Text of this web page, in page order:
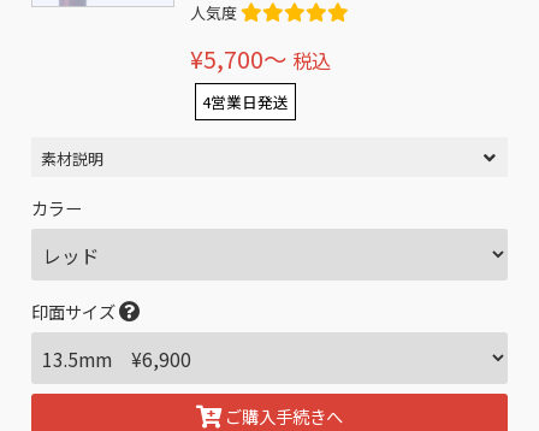
人気度
¥5,700〜 税込
4営業日発送
素材説明
カラー
印面サイズ
ご購入手続きへ